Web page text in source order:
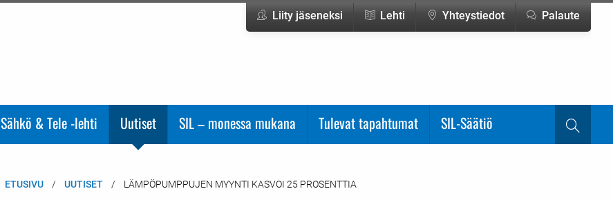
Liity jäseneksi Lehti Yhteystiedot
Palaute
Sähkö & Tele -lehti Uutiset SIL – monessa mukana Tulevat tapahtumat SIL-Säätiö Haku
ETUSIVU UUTISET LÄMPÖPUMPPUJEN MYYNTI KASVOI 25 PROSENTTIA